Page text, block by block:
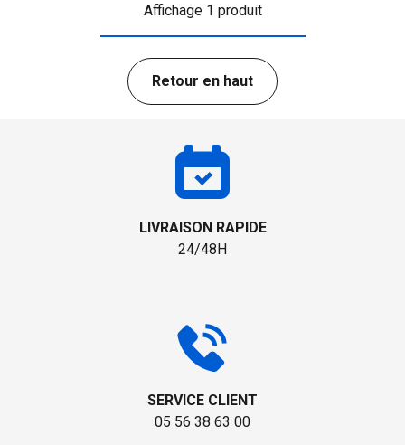
Affichage 1 produit
Retour en haut
LIVRAISON RAPIDE
24/48H
SERVICE CLIENT
05 56 38 63 00